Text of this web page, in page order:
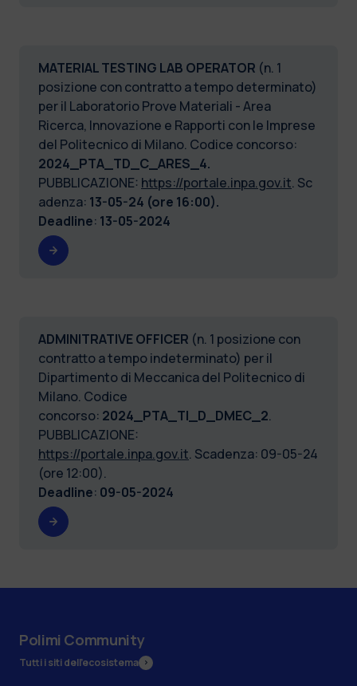
MATERIAL TESTING LAB OPERATOR (n. 1
posizione con contratto a tempo determinato)
per il Laboratorio Prove Materiali - Area
Ricerca, Innovazione e Rapporti con le Imprese
del Politecnico di Milano. Codice concorso:
2024_PTA_TD_C_ARES_4.
PUBBLICAZIONE: https://portale.inpa.gov.it. Sc
adenza: 13-05-24 (ore 16:00).
Deadline: 13-05-2024
ADMINITRATIVE OFFICER (n. 1 posizione con
contratto a tempo indeterminato) per il
Dipartimento di Meccanica del Politecnico di
Milano. Codice
concorso: 2024_PTA_TI_D_DMEC_2.
PUBBLICAZIONE:
https://portale.inpa.gov.it. Scadenza: 09-05-24
(ore 12:00).
Deadline: 09-05-2024
Polimi Community
Tutti i siti dell’ecosistema